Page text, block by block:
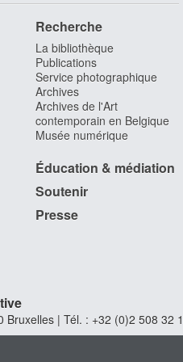
Recherche
La bibliothèque
Publications
Service photographique
Archives
Archives de l'Art
contemporain en Belgique
Musée numérique
Éducation & médiation
Soutenir
Presse
Bruxelles | Tél. : +32 (0)2 508 32